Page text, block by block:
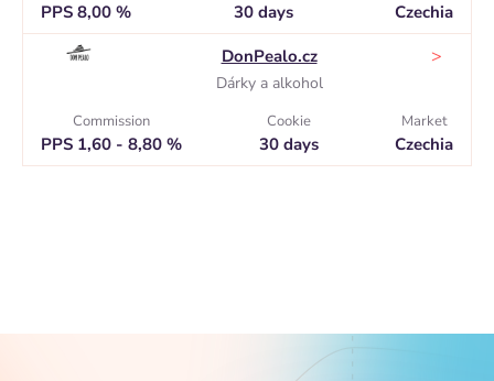
PPS 8,00 % 30 days
Czechia
DonPealo.cz
Dárky a alkohol
>
Commission
PPS 1,60 - 8,80 %
Cookie
30 days
Market
Czechia